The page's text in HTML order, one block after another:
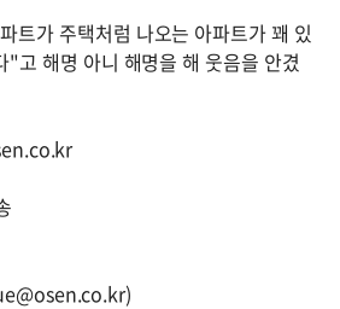
트가 주택처럼 나오는 아파트가 꽤 있
고 해명 아니 해명을 해 웃음을 안겼
)